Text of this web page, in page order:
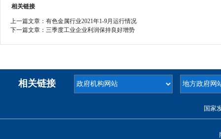
相关链接
上一篇文章： 有色金属行业2021年1-9月运行情况
下一篇文章： 三季度工业企业利润保持良好增势
相关链接
国家